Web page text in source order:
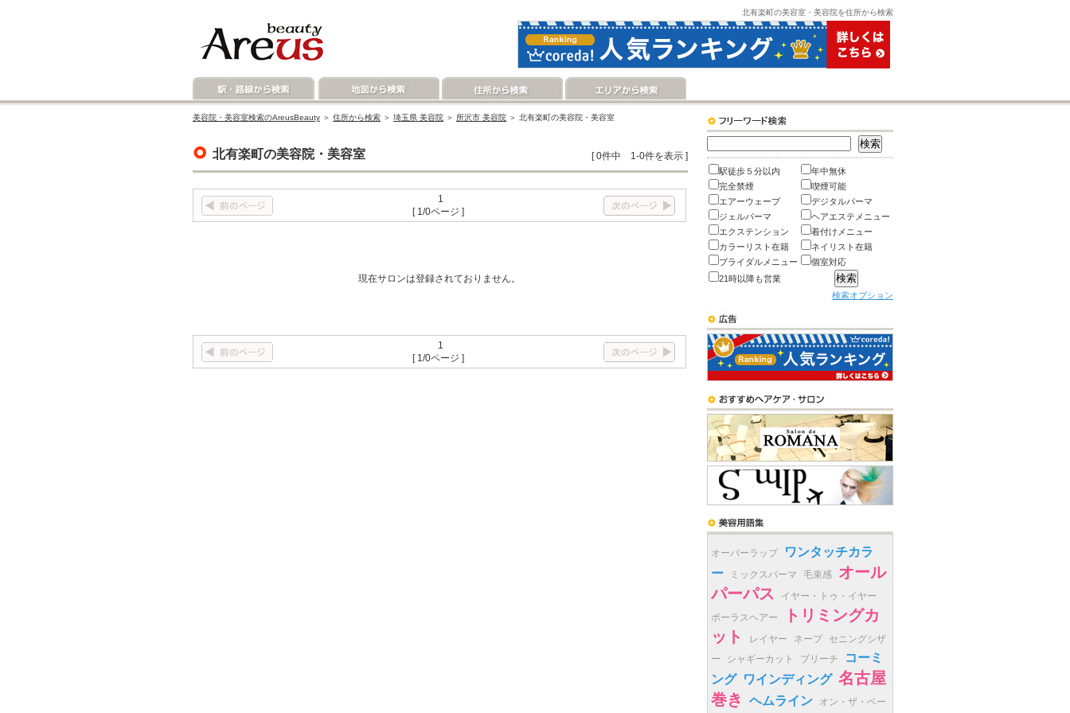
北有楽町の美容室・美容院を住所から検索
美容院・美容室検索のAreusBeauty ＞ 住所から検索 ＞ 埼玉県 美容院 ＞ 所沢市 美容院 ＞ 北有楽町の美容院・美容室
北有楽町の美容院・美容室 [ 0件中 1-0件を表示 ]
1
[ 1/0ページ ]
現在サロンは登録されておりません。
1
[ 1/0ページ ]
駅徒歩５分以内
年中無休
完全禁煙
喫煙可能
エアーウェーブ
デジタルパーマ
ジェルパーマ
ヘアエステメニュー
エクステンション
着付けメニュー
カラーリスト在籍
ネイリスト在籍
ブライダルメニュー
個室対応
21時以降も営業
検索オプション
オーバーラップ
ワンタッチカラ
ー
ミックスパーマ 毛束感
オール
パーパス
イヤー・トゥ・イヤー
ポーラスヘアー
トリミングカ
ット
レイヤー ネープ
セニングシザ
ー
シャギーカット ブリーチ
コーミ
ング ワインディング 名古屋
巻き
ヘムライン オン・ザ・ベー